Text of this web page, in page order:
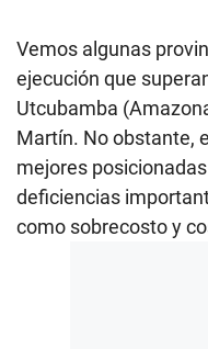
Vemos algunas
ejecución que
Utcubamba
Martín. No obstante,
mejores
deficiencias
como sobrecosto y